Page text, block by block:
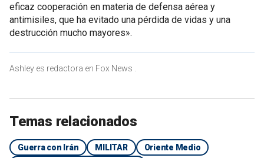
eficaz cooperación en materia de defensa aérea y
antimisiles, que ha evitado una pérdida de vidas y una
destrucción mucho mayores».
Ashley es redactora en Fox News .
Temas relacionados
Guerra con Irán MILITAR
Oriente Medio